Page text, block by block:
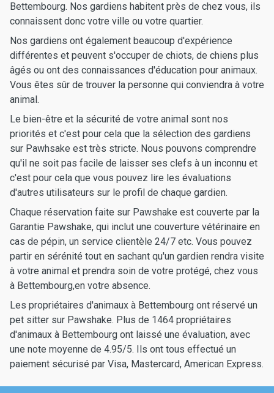
Bettembourg. Nos gardiens habitent près de chez vous, ils
connaissent donc votre ville ou votre quartier.
Nos gardiens ont également beaucoup d'expérience
différentes et peuvent s'occuper de chiots, de chiens plus
âgés ou ont des connaissances d'éducation pour animaux.
Vous êtes sûr de trouver la personne qui conviendra à votre
animal.
Le bien-être et la sécurité de votre animal sont nos
priorités et c'est pour cela que la sélection des gardiens
sur Pawhsake est très stricte. Nous pouvons comprendre
qu'il ne soit pas facile de laisser ses clefs à un inconnu et
c'est pour cela que vous pouvez lire les évaluations
d'autres utilisateurs sur le profil de chaque gardien.
Chaque réservation faite sur Pawshake est couverte par la
Garantie Pawshake, qui inclut une couverture vétérinaire en
cas de pépin, un service clientèle 24/7 etc. Vous pouvez
partir en sérénité tout en sachant qu'un gardien rendra visite
à votre animal et prendra soin de votre protégé, chez vous
à Bettembourg,en votre absence.
Les propriétaires d'animaux à Bettembourg ont réservé un
pet sitter sur Pawshake. Plus de 1464 propriétaires
d'animaux à Bettembourg ont laissé une évaluation, avec
une note moyenne de 4.95/5. Ils ont tous effectué un
paiement sécurisé par Visa, Mastercard, American Express.